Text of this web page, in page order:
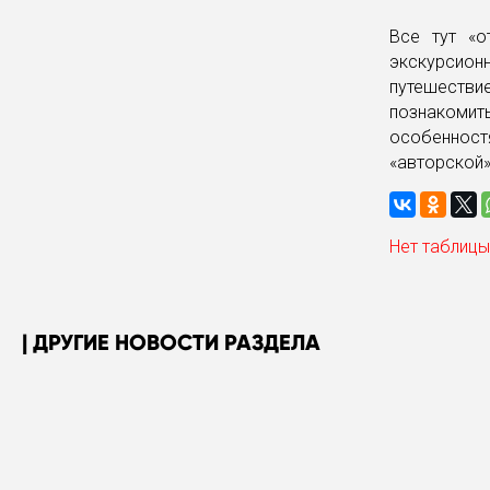
Все тут
Нет
ДРУГИЕ НОВОСТИ РАЗДЕЛА